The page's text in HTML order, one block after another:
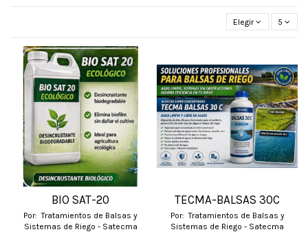
Elegir 5
BIO SAT-20
Por: Tratamientos de Balsas y
Sistemas de Riego - Satecma
TECMA-BALSAS 30C
Por: Tratamientos de Balsas y
Sistemas de Riego - Satecma